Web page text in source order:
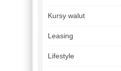
Kursy walut
Leasing
Lifestyle